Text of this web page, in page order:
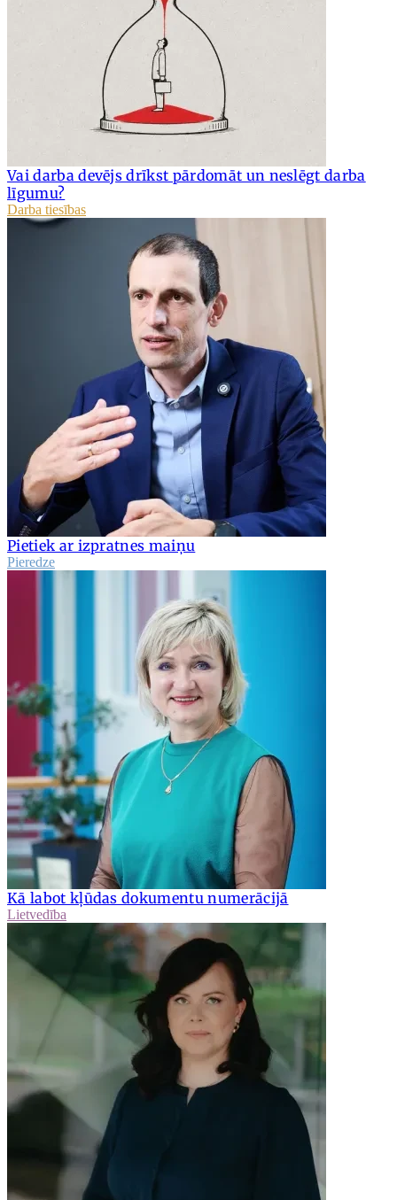
Vai darba devējs drīkst pārdomāt un neslēgt darba
līgumu?
Darba tiesības
Pietiek ar izpratnes maiņu
Pieredze
Kā labot kļūdas dokumentu numerācijā
Lietvedība